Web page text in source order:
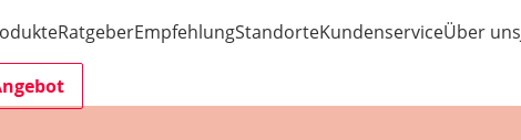
RatgeberEmpfehlungStandorteKundenserviceÜber uns